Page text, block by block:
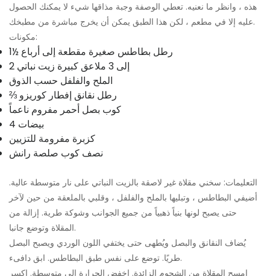
هذه ، وانظر ما نعنيه. تعطي الوصفة وجبة مذاقها شيء لا يمكنك الحصول
عليه إلا في مطعم ، لكن هذا الطبق يمكن أن يخرج مباشرة من مطبخك.
مكونات:
1½ رطل بطاطس صغيرة مقطعة إلى أرباع
2 إلى 3 ملاعق كبيرة زيت نباتي
الملح والفلفل حسب الذوق
⅔ رطل نقانق إفطار كوريزو
كوب بصل أحمر مفروم ناعماً
4 بيضات
كزبرة مفرومة للتزيين
نصف كوب صلصة رانش
التعليمات: سخني مقلاة غير لاصقة بالزيت النباتي على نار متوسطة عالية.
أضيفي البطاطس ، وتبليها بالملح والفلفل ، وقلبي بالملعقة من حين لآخر
حتى يصبح لونها بنياً ذهبياً من جميع الجوانب وشوكة طرية. إزالة من
المقلاة وتوضع جانبا.
يُضاف النقانق والبصل ويُطهى حتى يختفي اللون الوردي ويصبح البصل
طريًا. توضع على نفس طبق البطاطس. ابق دافىء.
امسح المقلاة من الشحوم الزائدة. اخفض الحرارة إلى متوسطة. اكسر